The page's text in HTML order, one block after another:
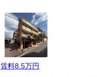
賃料8.5万円